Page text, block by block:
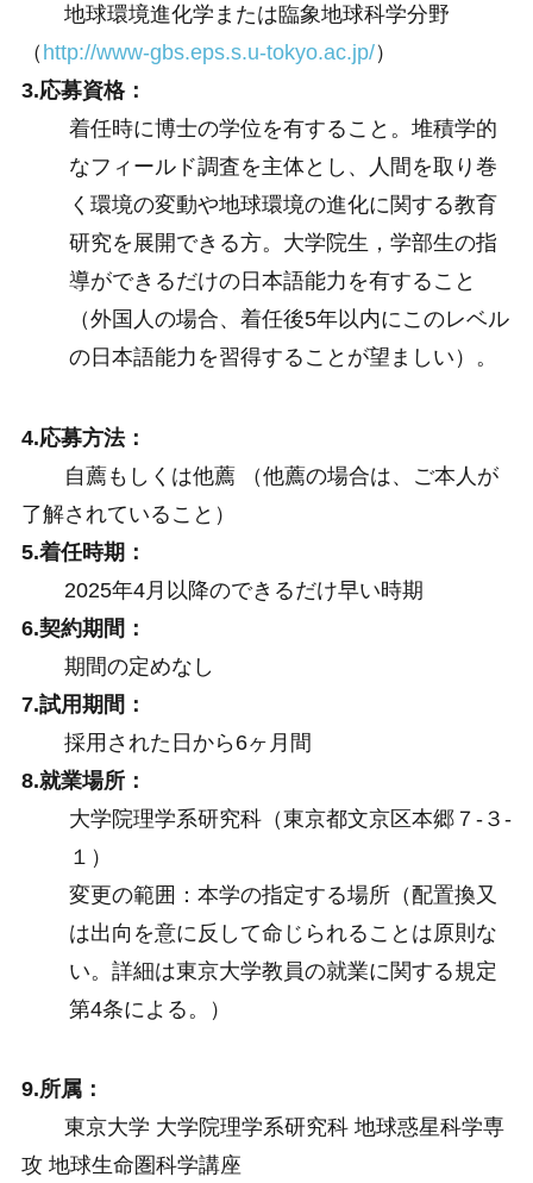
地球環境進化学または臨象地球科学分野
（ http://www-gbs.eps.s.u-tokyo.ac.jp/）
3.応募資格：
着任時に博士の学位を有すること。堆積学的
なフィールド調査を主体とし、人間を取り巻
く環境の変動や地球環境の進化に関する教育
研究を展開できる方。大学院生，学部生の指
導ができるだけの日本語能力を有すること
（外国人の場合、着任後5年以内にこのレベル
の日本語能力を習得することが望ましい）。
4.応募方法：
自薦もしくは他薦 （他薦の場合は、ご本人が
了解されていること）
5.着任時期：
2025年4月以降のできるだけ早い時期
6.契約期間：
期間の定めなし
7.試用期間：
採用された日から6ヶ月間
8.就業場所：
大学院理学系研究科（東京都文京区本郷７-３-
１）
変更の範囲：本学の指定する場所（配置換又
は出向を意に反して命じられることは原則な
い。詳細は東京大学教員の就業に関する規定
第4条による。）
9.所属：
東京大学 大学院理学系研究科 地球惑星科学専
攻 地球生命圏科学講座